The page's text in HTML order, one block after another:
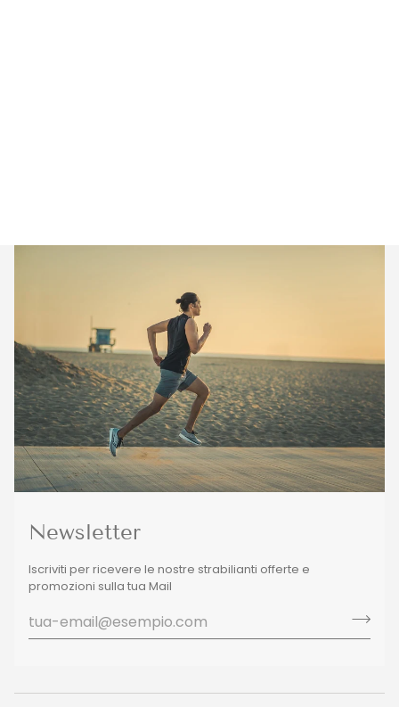
Newsletter
Iscriviti per ricevere le nostre strabilianti offerte e
promozioni sulla tua Mail